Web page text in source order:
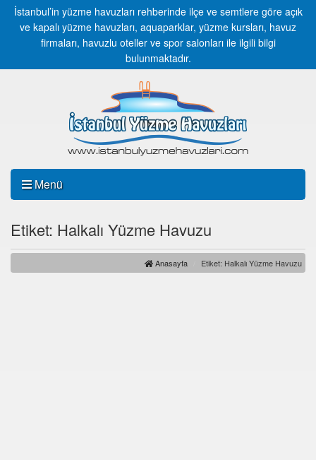
İstanbul’in yüzme havuzları rehberinde ilçe ve semtlere göre açık
ve kapalı yüzme havuzları, aquaparklar, yüzme kursları, havuz
firmaları, havuzlu oteller ve spor salonları ile ilgili bilgi
bulunmaktadır.
Menü
Etiket: Halkalı Yüzme Havuzu
Anasayfa Etiket: Halkalı Yüzme Havuzu